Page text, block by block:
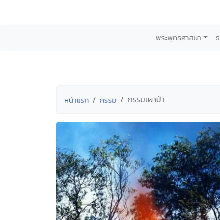
พระพุทธศาสนา
หน้าแรก กรรม กรรมเผาป่า